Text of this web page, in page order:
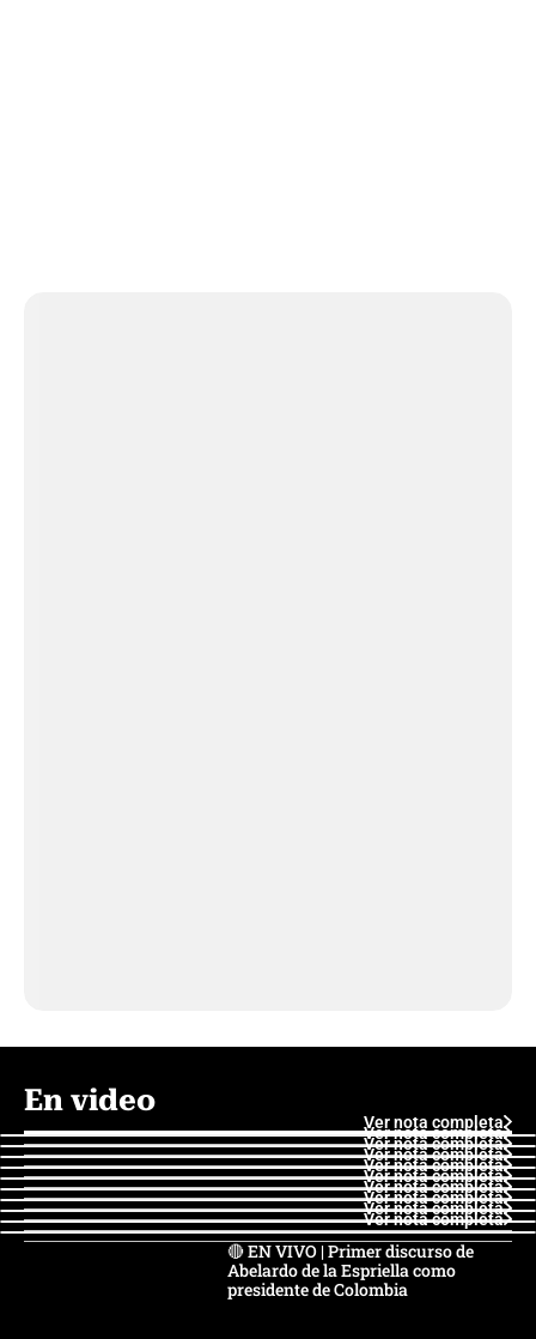
En video
Ver nota completa
Ver nota completa
Ver nota completa
Ver nota completa
Ver nota completa
Ver nota completa
Ver nota completa
Ver nota completa
Ver nota completa
Ver nota completa
🔴 EN VIVO | Primer discurso de
Abelardo de la Espriella como
presidente de Colombia